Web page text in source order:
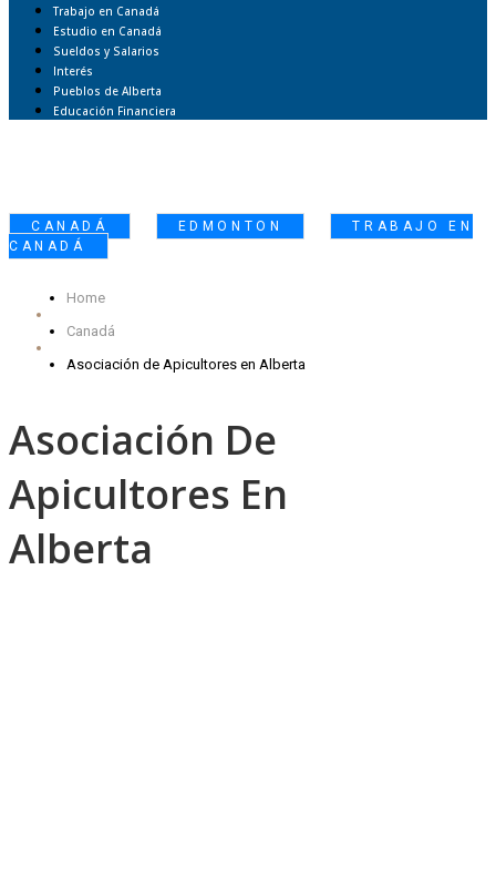
Trabajo en Canadá
Estudio en Canadá
Sueldos y Salarios
Interés
Pueblos de Alberta
Educación Financiera
CANADÁ EDMONTON
TRABAJO EN
CANADÁ
Home
Canadá
Asociación de Apicultores en Alberta
Asociación De
Apicultores En
Alberta